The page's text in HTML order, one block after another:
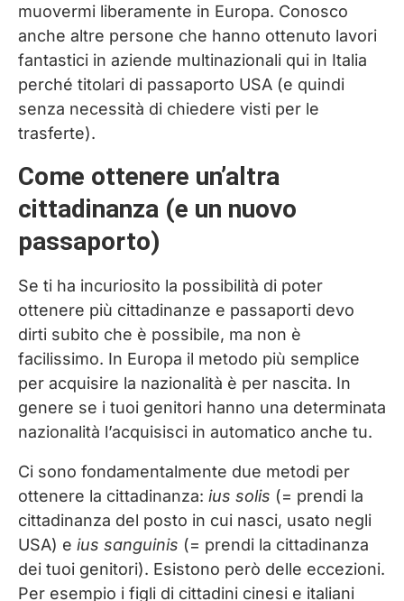
muovermi liberamente in Europa. Conosco
anche altre persone che hanno ottenuto lavori
fantastici in aziende multinazionali qui in Italia
perché titolari di passaporto USA (e quindi
senza necessità di chiedere visti per le
trasferte).
Come ottenere un’altra
cittadinanza (e un nuovo
passaporto)
Se ti ha incuriosito la possibilità di poter
ottenere più cittadinanze e passaporti devo
dirti subito che è possibile, ma non è
facilissimo. In Europa il metodo più semplice
per acquisire la nazionalità è per nascita. In
genere se i tuoi genitori hanno una determinata
nazionalità l’acquisisci in automatico anche tu.
Ci sono fondamentalmente due metodi per
ottenere la cittadinanza: ius solis (= prendi la
cittadinanza del posto in cui nasci, usato negli
USA) e ius sanguinis (= prendi la cittadinanza
dei tuoi genitori). Esistono però delle eccezioni.
Per esempio i figli di cittadini cinesi e italiani